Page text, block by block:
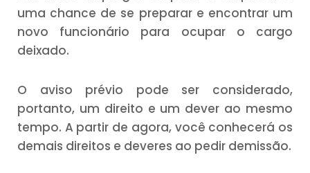
uma chance de se preparar e encontrar um
novo funcionário para ocupar o cargo
deixado.
O aviso prévio pode ser considerado,
portanto, um direito e um dever ao mesmo
tempo. A partir de agora, você conhecerá os
demais direitos e deveres ao pedir demissão.